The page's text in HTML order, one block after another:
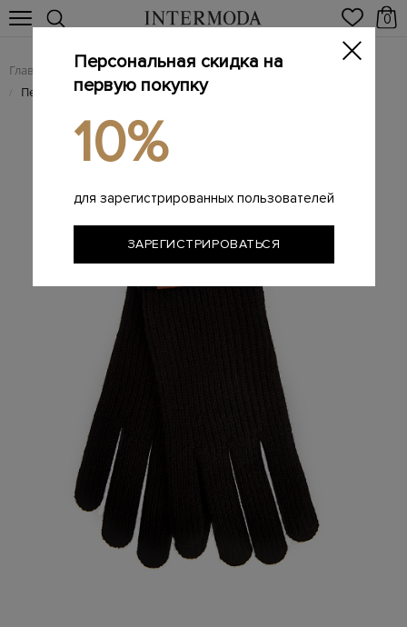
0
Главная Мужчинам / Аксессуары / Перчатки, варежки
/ Перчатки английской вязки из теплой кашемировой пряжи
Персональная скидка на
первую покупку
10%
для зарегистрированных пользователей
ЗАРЕГИСТРИРОВАТЬСЯ